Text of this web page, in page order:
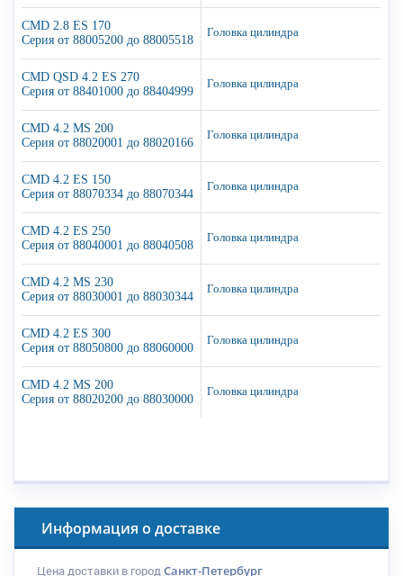
CMD 2.8 ES 170
Серия от 88005200 до 88005518
Головка цилиндра
CMD QSD 4.2 ES 270
Серия от 88401000 до 88404999
Головка цилиндра
CMD 4.2 MS 200
Серия от 88020001 до 88020166
Головка цилиндра
CMD 4.2 ES 150
Серия от 88070334 до 88070344
Головка цилиндра
CMD 4.2 ES 250
Серия от 88040001 до 88040508
Головка цилиндра
CMD 4.2 MS 230
Серия от 88030001 до 88030344
Головка цилиндра
CMD 4.2 ES 300
Серия от 88050800 до 88060000
Головка цилиндра
CMD 4.2 MS 200
Серия от 88020200 до 88030000
Головка цилиндра
Информация о доставке
Цена доставки в городСанкт-Петербург